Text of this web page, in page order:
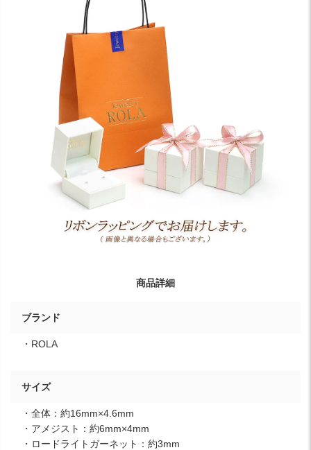
商品詳細
ブランド
・ROLA
サイズ
・全体：約16mm×4.6mm
・アメジスト：約6mm×4mm
・ロードライトガーネット：約3mm